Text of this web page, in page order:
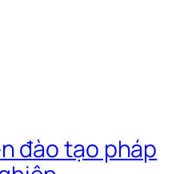
đào tạo pháp